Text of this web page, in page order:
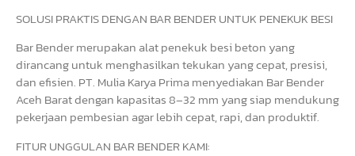
SOLUSI PRAKTIS DENGAN BAR BENDER UNTUK PENEKUK BESI
Bar Bender merupakan alat penekuk besi beton yang
dirancang untuk menghasilkan tekukan yang cepat, presisi,
dan efisien. PT. Mulia Karya Prima menyediakan Bar Bender
Aceh Barat dengan kapasitas 8–32 mm yang siap mendukung
pekerjaan pembesian agar lebih cepat, rapi, dan produktif.
FITUR UNGGULAN BAR BENDER KAMI: